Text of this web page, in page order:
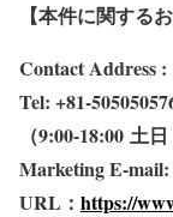
【本件に関する
Contact Address :
Tel: +81-
（9:00-18:00 土日
Marketing E-mail:
URL ： https://